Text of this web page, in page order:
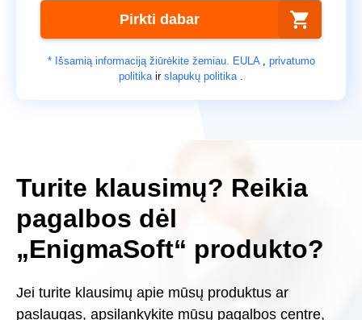
Pirkti dabar
* Išsamią informaciją žiūrėkite žemiau. EULA, privatumo
politikair slapukų politika.
Turite klausimų? Reikia
pagalbos dėl
„EnigmaSoft“ produkto?
Jei turite klausimų apie mūsų produktus ar
paslaugas, apsilankykite mūsų pagalbos centre,